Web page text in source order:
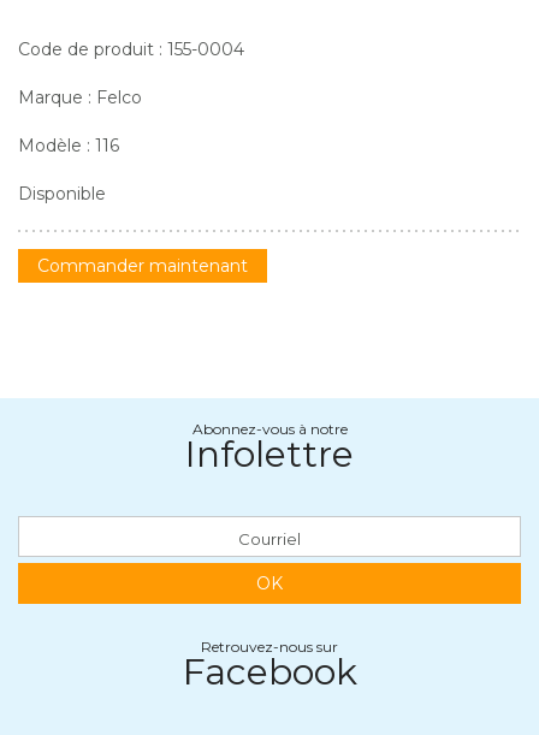
Code de produit : 155-0004
Marque : Felco
Modèle : 116
Disponible
Commander maintenant
Abonnez-vous à notre
Infolettre
OK
Retrouvez-nous sur
Facebook